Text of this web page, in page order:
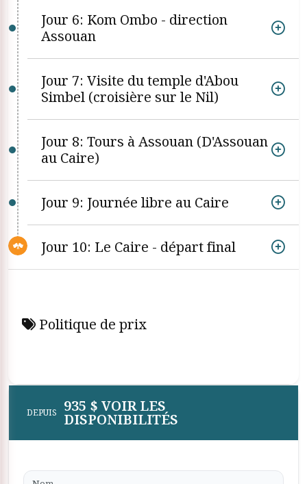
Jour 6: Kom Ombo - direction
Assouan
Jour 7: Visite du temple d'Abou
Simbel (croisière sur le Nil)
Jour 8: Tours à Assouan (D'Assouan
au Caire)
Jour 9: Journée libre au Caire
Jour 10: Le Caire - départ final
Politique de prix
DEPUIS 935 $ VOIR LES
DISPONIBILITÉS